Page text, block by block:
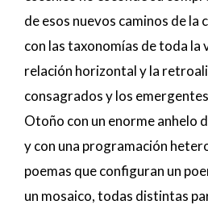
de esos nuevos caminos de la
con las taxonomías de toda la
relación horizontal y la
consagrados y los
Otoño con un enorme anhelo
y con una programación
poemas que configuran un
un mosaico, todas distintas